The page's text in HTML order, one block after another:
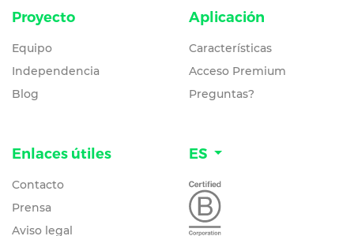
Proyecto
Equipo
Independencia
Blog
Aplicación
Características
Acceso Premium
Preguntas?
Enlaces útiles
Contacto
Prensa
Aviso legal
ES